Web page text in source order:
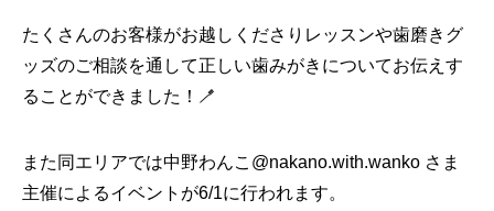
たくさんのお客様がお越しくださりレッスンや歯磨きグ
ッズのご相談を通して正しい歯みがきについてお伝えす
ることができました！🪥
また同エリアでは中野わんこ @nakano.with.wanko さま
主催によるイベントが6/1に行われます。